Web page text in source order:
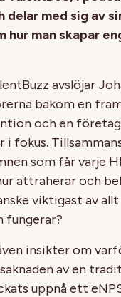
delar med sig av
hur man skapar
avslöjar
bakom en
och en
fokus.
som får varje
attraherar och
viktigast av
fungerar?
insikter om
av en
uppnå ett